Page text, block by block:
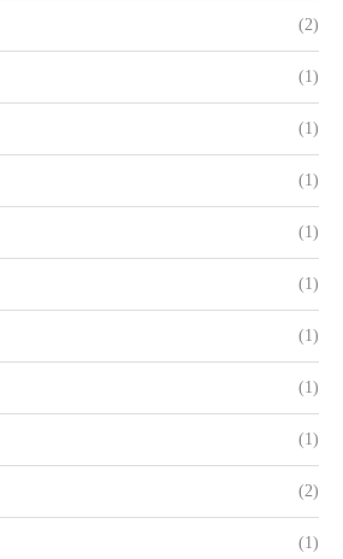
(2)
(1)
(1)
(1)
(1)
(1)
(1)
(1)
(1)
(2)
(1)